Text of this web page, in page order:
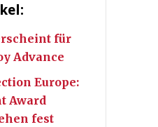
für
Advance
Europe:
Award
fest